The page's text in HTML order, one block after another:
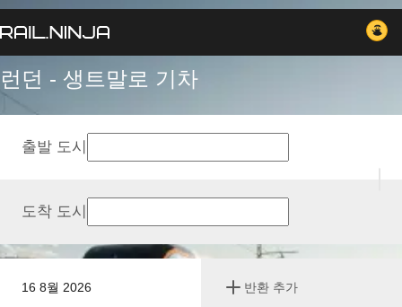
런던 - 생트말로 기차
16 8월 2026 반환 추가
출발 도시
도착 도시